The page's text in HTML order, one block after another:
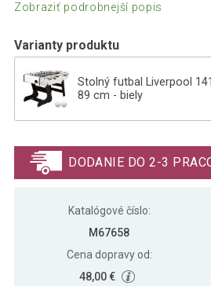
Zobraziť podrobnejší popis
Varianty produktu
Stolný futbal Liverpool
89 cm - biely
cm - čierny
DODANIE DO 2-3
Katalógové číslo:
M67658
Cena dopravy od:
48,00 €